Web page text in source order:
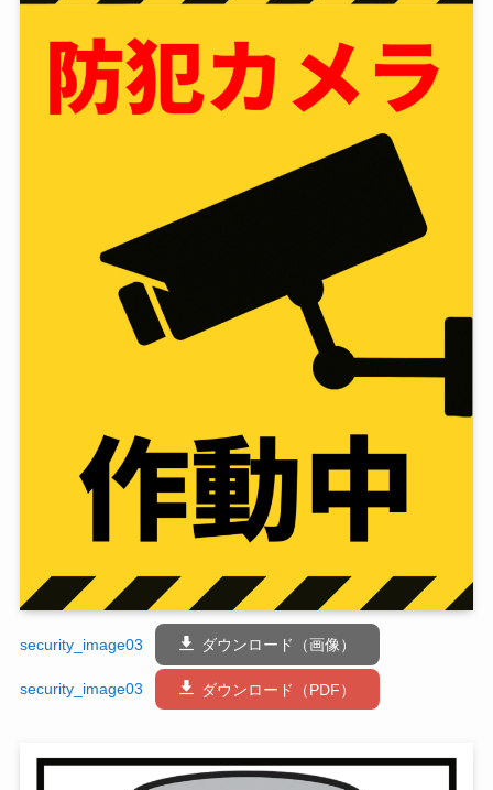
security_image03 ダウンロード（画像）
security_image03 ダウンロード（PDF）